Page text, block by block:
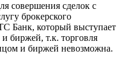
совершения сделок с
брокерского
Банк, который выступает
биржей, т.к. торговля
и биржей невозможна.